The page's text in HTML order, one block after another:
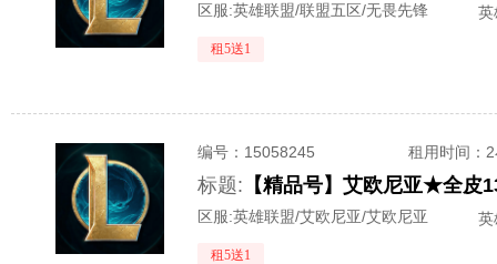
区服:英雄联盟/联盟五区/无畏先锋
租5送1
编号： 15058245 租用时间 ：
标题:
区服:英雄联盟/艾欧尼亚/艾欧尼亚
租5送1